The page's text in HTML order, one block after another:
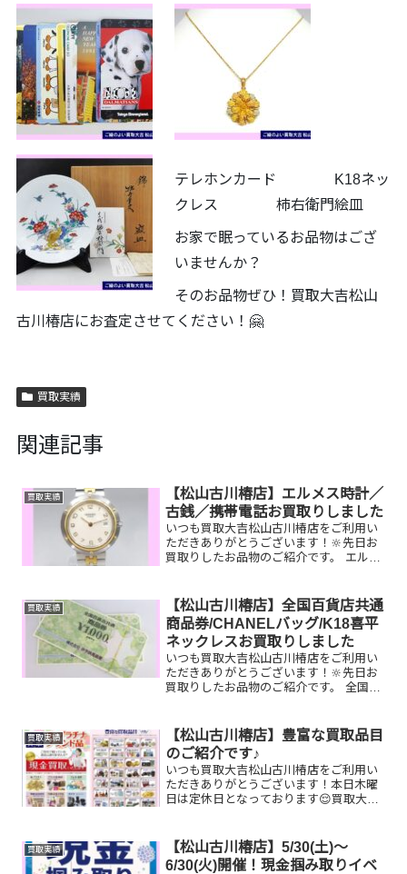
テレホンカード K18ネッ
クレス 柿右衛門絵皿
お家で眠っているお品物はござ
いませんか？
そのお品物ぜひ！買取大吉松山
古川椿店にお査定させてください！🤗
買取実績
関連記事
買取実績
【松山古川椿店】エルメス時計／
古銭／携帯電話お買取りしました
いつも買取大吉松山古川椿店をご利用い
ただきありがとうございます！🔆先日お
買取りしたお品物のご紹介です。 エルメ
吉松山古川椿店にお査定させてくださ
い！💫皆様のお越しをお待...
買取実績
【松山古川椿店】全国百貨店共通
商品券/CHANELバッグ/K18喜平
ネックレスお買取りしました
いつも買取大吉松山古川椿店をご利用い
ただきありがとうございます！🔆先日お
買取りしたお品物のご紹介です。 全国百
お品物はございませんか？ぜひ買取大吉
松山古川椿店...
買取実績
【松山古川椿店】豊富な買取品目
のご紹介です♪
いつも買取大吉松山古川椿店をご利用い
ただきありがとうございます！本日木曜
日は定休日となっております😌買取大吉
ー、時計etc.はもちろん、他店で断られ
たものや、片手でお持ちい...
買取実績
【松山古川椿店】5/30(土)～
6/30(火)開催！現金掴み取りイベ